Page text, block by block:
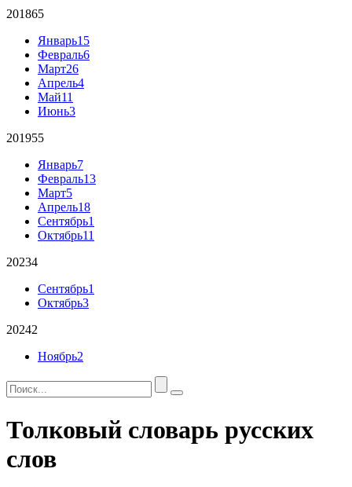
201865
Январь15
Февраль6
Март26
Апрель4
Май11
Июнь3
201955
Январь7
Февраль13
Март5
Апрель18
Сентябрь1
Октябрь11
20234
Сентябрь1
Октябрь3
20242
Ноябрь2
Толковый словарь русских
слов